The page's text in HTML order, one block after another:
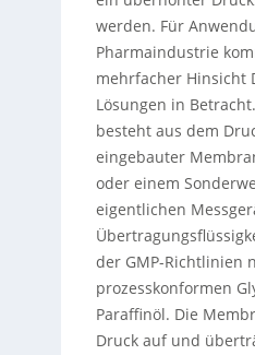
werden. Für
Pharmaindustrie
mehrfacher Hinsicht
Lösungen in
besteht aus dem
eingebauter
oder einem
eigentlichen
der GMP-Richtlinien
prozesskonformen
Paraffinöl. Die
Druck auf und